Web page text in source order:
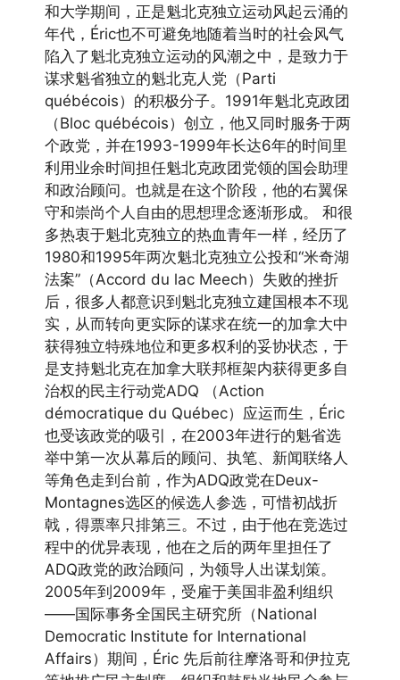
和大学期间，正是魁北克独立运动风起云涌的
年代，Éric也不可避免地随着当时的社会风气
陷入了魁北克独立运动的风潮之中，是致力于
谋求魁省独立的魁北克人党（Parti
québécois）的积极分子。1991年魁北克政团
（Bloc québécois）创立，他又同时服务于两
个政党，并在1993-1999年长达6年的时间里
利用业余时间担任魁北克政团党领的国会助理
和政治顾问。也就是在这个阶段，他的右翼保
守和崇尚个人自由的思想理念逐渐形成。 和很
多热衷于魁北克独立的热血青年一样，经历了
1980和1995年两次魁北克独立公投和“米奇湖
法案”（Accord du lac Meech）失败的挫折
后，很多人都意识到魁北克独立建国根本不现
实，从而转向更实际的谋求在统一的加拿大中
获得独立特殊地位和更多权利的妥协状态，于
是支持魁北克在加拿大联邦框架内获得更多自
治权的民主行动党ADQ （Action
démocratique du Québec）应运而生，Éric
也受该政党的吸引，在2003年进行的魁省选
举中第一次从幕后的顾问、执笔、新闻联络人
等角色走到台前，作为ADQ政党在Deux-
Montagnes选区的候选人参选，可惜初战折
戟，得票率只排第三。不过，由于他在竞选过
程中的优异表现，他在之后的两年里担任了
ADQ政党的政治顾问，为领导人出谋划策。
2005年到2009年，受雇于美国非盈利组织
——国际事务全国民主研究所（National
Democratic Institute for International
Affairs）期间，Éric 先后前往摩洛哥和伊拉克